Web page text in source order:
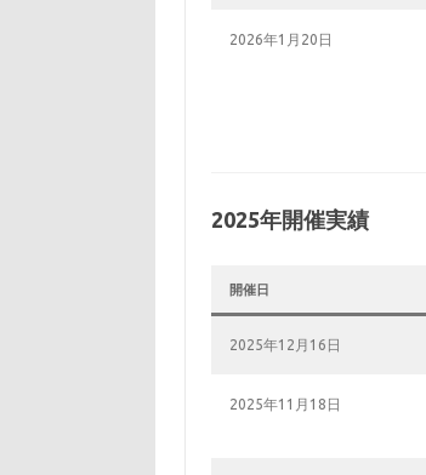
2026年1月20日
2025年開催実績
開催日
2025年12月16日
2025年11月18日